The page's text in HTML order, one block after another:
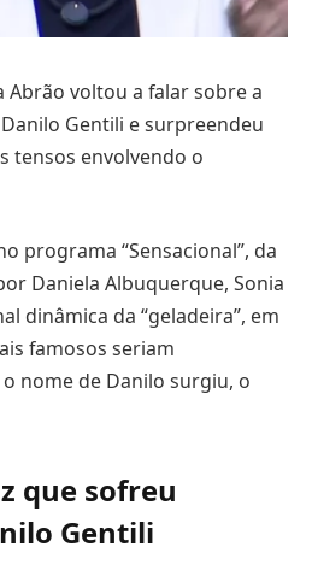
Abrão voltou a falar sobre a
Gentili e surpreendeu
tensos envolvendo o
programa “Sensacional”, da
Daniela Albuquerque, Sonia
dinâmica da “geladeira”, em
famosos seriam
o nome de Danilo surgiu, o
que sofreu
Gentili